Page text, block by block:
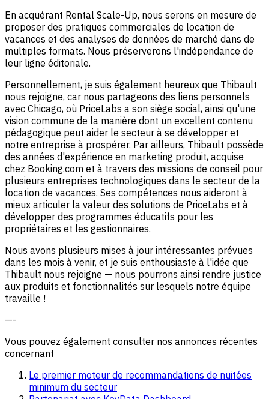
En acquérant Rental Scale-Up, nous serons en mesure de
proposer des pratiques commerciales de location de
vacances et des analyses de données de marché dans de
multiples formats. Nous préserverons l'indépendance de
leur ligne éditoriale.
Personnellement, je suis également heureux que Thibault
nous rejoigne, car nous partageons des liens personnels
avec Chicago, où PriceLabs a son siège social, ainsi qu'une
vision commune de la manière dont un excellent contenu
pédagogique peut aider le secteur à se développer et
notre entreprise à prospérer. Par ailleurs, Thibault possède
des années d'expérience en marketing produit, acquise
chez Booking.com et à travers des missions de conseil pour
plusieurs entreprises technologiques dans le secteur de la
location de vacances. Ses compétences nous aideront à
mieux articuler la valeur des solutions de PriceLabs et à
développer des programmes éducatifs pour les
propriétaires et les gestionnaires.
Nous avons plusieurs mises à jour intéressantes prévues
dans les mois à venir, et je suis enthousiaste à l'idée que
Thibault nous rejoigne — nous pourrons ainsi rendre justice
aux produits et fonctionnalités sur lesquels notre équipe
travaille !
—-
Vous pouvez également consulter nos annonces récentes
concernant
Le premier moteur de recommandations de nuitées
minimum du secteur